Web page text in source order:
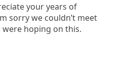
your years of
sorry we couldn’t meet
hoping on this.